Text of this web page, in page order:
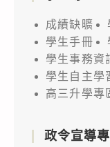
成績缺曠
學生手冊
學生事務資
學生自主學
高三升學專
政令宣導